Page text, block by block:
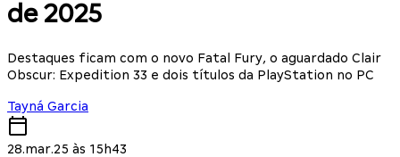
de 2025
Destaques ficam com o novo Fatal Fury, o aguardado Clair
Obscur: Expedition 33 e dois títulos da PlayStation no PC
Tayná Garcia
28.mar.25 às 15h43